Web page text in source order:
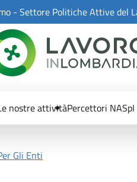
- Settore Politiche Attive del
nostre attivitàPercettori NASpI
Gli Enti